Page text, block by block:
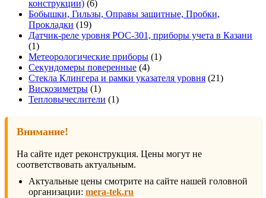
конструкции) 66
товаров
Бобышки, Гильзы, Оправы защитные, Пробки,
Прокладки
1919
товаров
Датчик-реле уровня РОС-301, приборы учета в Казани
11
товар
Метеорологические приборы 11
Секундомеры поверенные 44
товара
Стекла Клингера и рамки указателя уровня 2121
Вискозиметры 11
товар
Тепловычеслители 11
Внимание!
На сайте идет реконструкция. Цены могут не
соответствовать актуальным.
Актуальные цены смотрите на сайте нашей головной
организации: mera-tek.ru